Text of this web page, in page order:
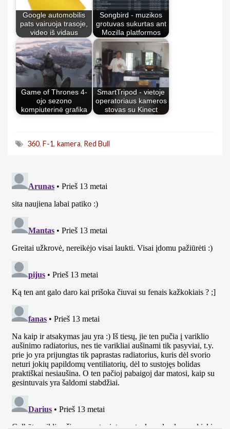
Google automobilis
pats vairuoja trasoje,
video iš vidaus
Songbird - muzikos
grotuvas sukurtas ant
Mozilla platformos
Game of Thrones 4-
ojo sezono
kompiuterinė grafika
SmartTripod - vietoje
operatoriaus kameros
stovas su Kinect
360, F-1, kamera, Red Bull